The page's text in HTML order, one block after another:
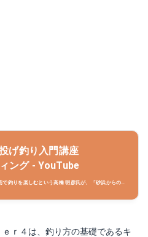
げ釣り入門講座
ング - YouTube
釣りを楽しむという高橋 明彦氏が、「砂浜からの
ｒ４は、釣り方の基礎であるキ